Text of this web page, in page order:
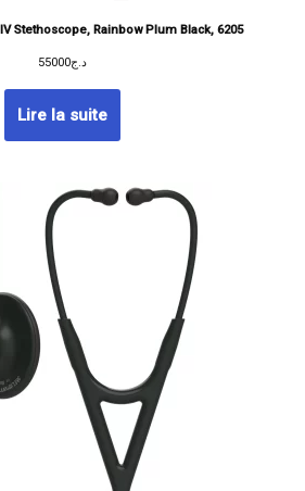
Stethoscope, Rainbow Plum Black, 6205
د.ج55000
Lire la suite